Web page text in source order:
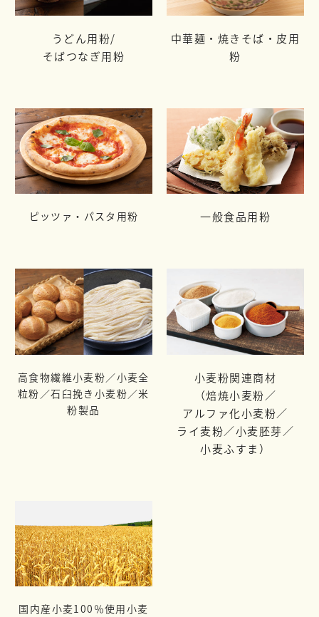
うどん用粉/
そばつなぎ用粉
中華麺・焼きそば・皮用
粉
ピッツァ・パスタ用粉 一般食品用粉
高食物繊維小麦粉／小麦全
粒粉／石臼挽き小麦粉／米
粉製品
小麦粉関連商材
（焙焼小麦粉／
アルファ化小麦粉／
ライ麦粉／小麦胚芽／
小麦ふすま）
国内産小麦100％使用小麦